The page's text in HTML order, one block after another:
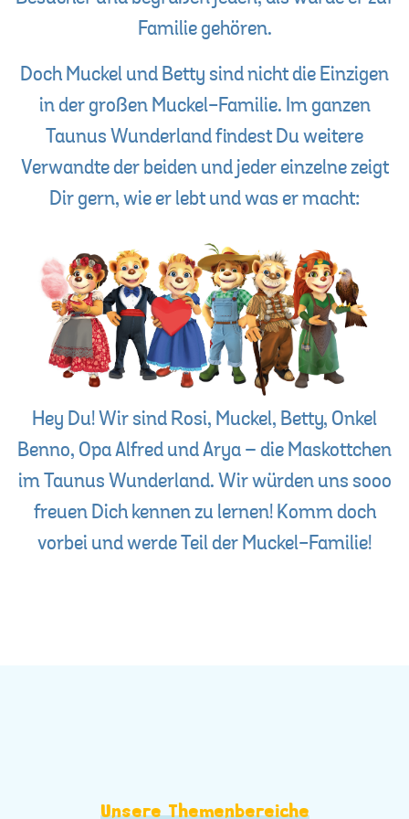
Familie gehören.
Doch Muckel und Betty sind nicht die Einzigen
in der großen Muckel-Familie. Im ganzen
Taunus Wunderland findest Du weitere
Verwandte der beiden und jeder einzelne zeigt
Dir gern, wie er lebt und was er macht:
Hey Du! Wir sind Rosi, Muckel, Betty, Onkel
Benno, Opa Alfred und Arya – die Maskottchen
im Taunus Wunderland. Wir würden uns sooo
freuen Dich kennen zu lernen! Komm doch
vorbei und werde Teil der Muckel-Familie!
Unsere Themenbereiche